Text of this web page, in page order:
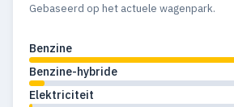
Gebaseerd op het actuele wagenpark.
Benzine
Benzine-hybride
Elektriciteit